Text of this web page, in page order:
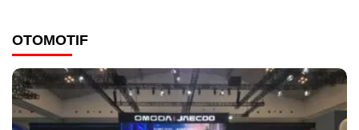
OTOMOTIF